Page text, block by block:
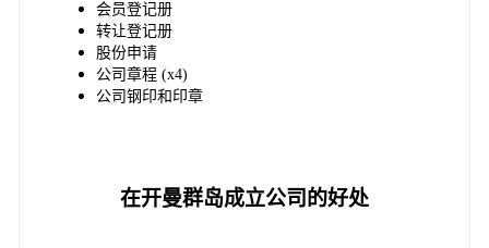
会员登记册
转让登记册
股份申请
公司章程 (x4)
公司钢印和印章
在开曼群岛成立公司的好处